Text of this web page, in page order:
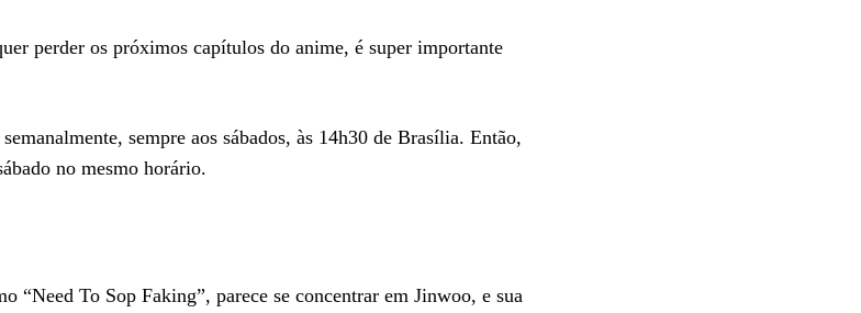
perder os próximos capítulos do anime, é super importante
sempre aos sábados, às 14h30 de Brasília. Então,
no mesmo horário.
“Need To Sop Faking”, parece se concentrar em Jinwoo, e sua